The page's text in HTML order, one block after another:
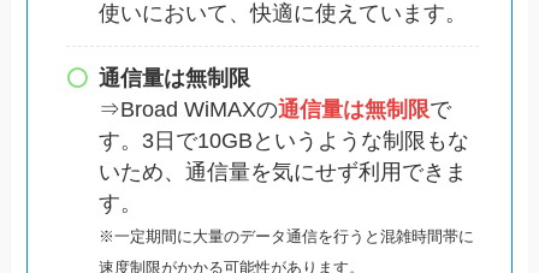
使いにおいて、快適に使えています。
通信量は無制限
⇒Broad WiMAXの通信量は無制限で
す。3日で10GBというような制限もな
いため、通信量を気にせず利用できま
す。
※一定期間に大量のデータ通信を行うと混雑時間帯に
速度制限がかかる可能性があります。